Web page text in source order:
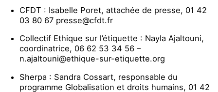
CFDT : Isabelle Poret, attachée de presse, 01 42
03 80 67 presse@cfdt.fr
Collectif Ethique sur l’étiquette : Nayla Ajaltouni,
coordinatrice, 06 62 53 34 56 –
n.ajaltouni@ethique-sur-etiquette.org
Sherpa : Sandra Cossart, responsable du
programme Globalisation et droits humains, 01 42